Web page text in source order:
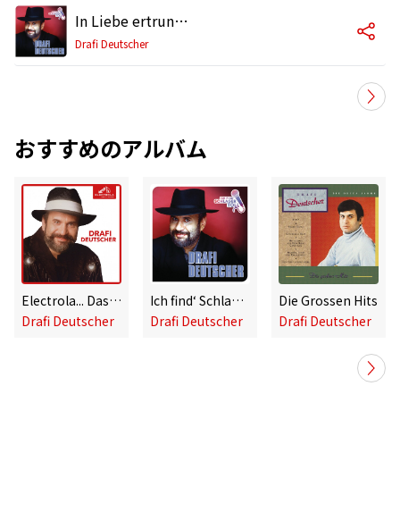
In Liebe ertrunken
Drafi Deutscher
おすすめのアルバム
Electrola... Das ist Musik! Drafi Deutscher
Drafi Deutscher
Ich find‘ Schlager toll
Drafi Deutscher
Die Grossen Hits
Drafi Deutscher